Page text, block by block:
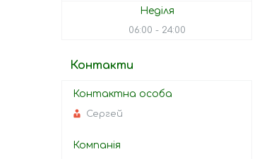
Неділя
06:00 24:00
Контакти
Сергей